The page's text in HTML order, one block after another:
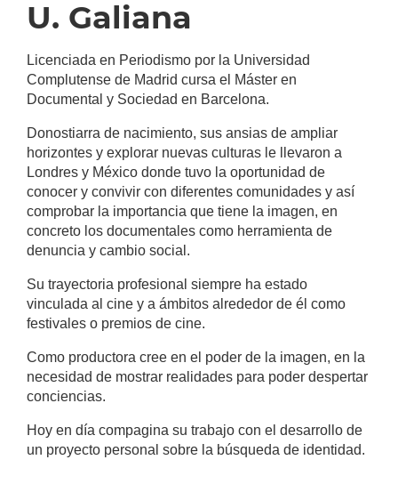
U. Galiana
Licenciada en Periodismo por la Universidad
Complutense de Madrid cursa el Máster en
Documental y Sociedad en Barcelona.
Donostiarra de nacimiento, sus ansias de ampliar
horizontes y explorar nuevas culturas le llevaron a
Londres y México donde tuvo la oportunidad de
conocer y convivir con diferentes comunidades y así
comprobar la importancia que tiene la imagen, en
concreto los documentales como herramienta de
denuncia y cambio social.
Su trayectoria profesional siempre ha estado
vinculada al cine y a ámbitos alrededor de él como
festivales o premios de cine.
Como productora cree en el poder de la imagen, en la
necesidad de mostrar realidades para poder despertar
conciencias.
Hoy en día compagina su trabajo con el desarrollo de
un proyecto personal sobre la búsqueda de identidad.